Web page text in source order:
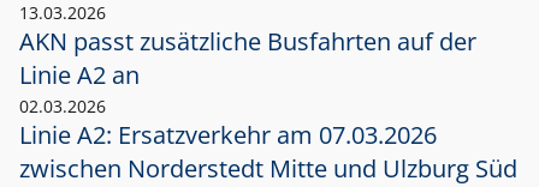
13.03.2026
AKN passt zusätzliche Busfahrten auf der
Linie A2 an
02.03.2026
Linie A2: Ersatzverkehr am 07.03.2026
zwischen Norderstedt Mitte und Ulzburg Süd